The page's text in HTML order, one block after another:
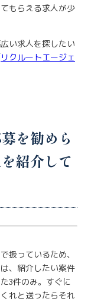
もらえる求人が少
い求人を探したい
リクルートエージェ
を勧めら
紹介して
扱っているため、
、紹介したい案件
3件のみ。すぐに
れと送ったらそれ